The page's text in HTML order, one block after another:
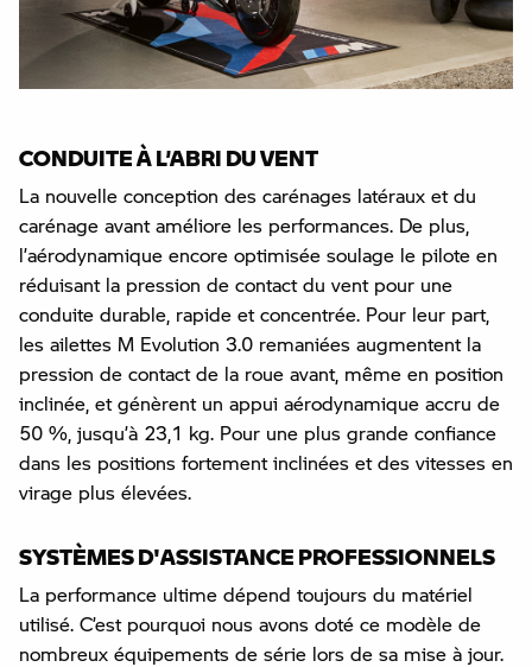
CONDUITE À L’ABRI DU VENT
La nouvelle conception des carénages latéraux et du
carénage avant améliore les performances. De plus,
l’aérodynamique encore optimisée soulage le pilote en
réduisant la pression de contact du vent pour une
conduite durable, rapide et concentrée. Pour leur part,
les ailettes M Evolution 3.0 remaniées augmentent la
pression de contact de la roue avant, même en position
inclinée, et génèrent un appui aérodynamique accru de
50 %, jusqu’à 23,1 kg. Pour une plus grande confiance
dans les positions fortement inclinées et des vitesses en
virage plus élevées.
SYSTÈMES D'ASSISTANCE PROFESSIONNELS
La performance ultime dépend toujours du matériel
utilisé. C’est pourquoi nous avons doté ce modèle de
nombreux équipements de série lors de sa mise à jour.